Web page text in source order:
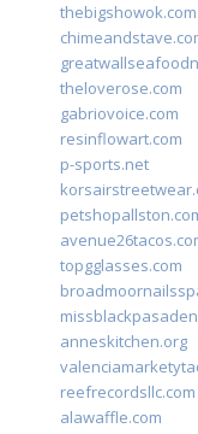
thebigshowok.com
theloverose.com
gabriovoice.com
resinflowart.com
p-sports.net
topgglasses.com
anneskitchen.org
reefrecordsllc.com
alawaffle.com